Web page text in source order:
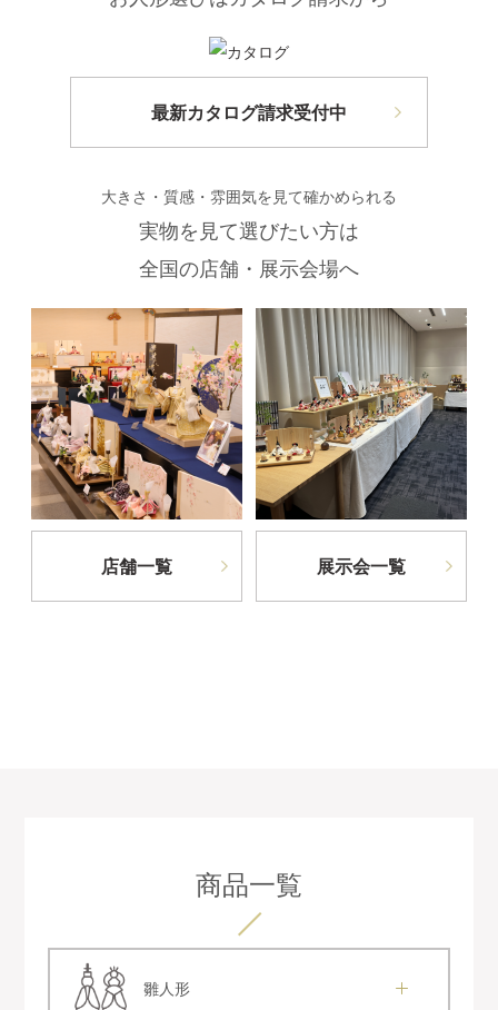
最新カタログ請求受付中
大きさ・質感・雰囲気を見て確かめられる
実物を見て選びたい方は
全国の店舗・展示会場へ
店舗一覧 展示会一覧
商品一覧
雛人形